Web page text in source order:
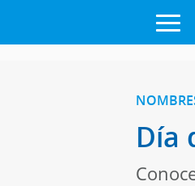
Día